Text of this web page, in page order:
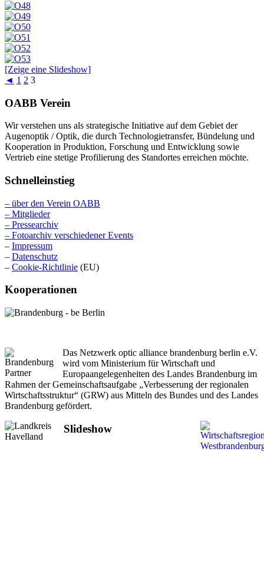
[Zeige eine Slideshow]
◄ 1 2 3
OABB Verein
Wir verstehen uns als strategische Initiative auf dem Gebiet der
Augenoptik / Optik, die durch Technologietransfer, Bündelung und
Kooperation in Produktion, Forschung und Entwicklung sowie
Vertrieb eine stetige Profilierung des Standortes erreichen möchte.
Schnelleinstieg
– über den Verein OABB
– Mitglieder
– Pressearchiv
– Fotoarchiv verschiedener Events
– Impressum
– Datenschutz
– Cookie-Richtlinie (EU)
Kooperationen
Das Netzwerk optic alliance brandenburg berlin e.V.
wird vom Ministerium für Wirtschaft und
Europaangelegenheiten des Landes Brandenburg im
Rahmen der Gemeinschaftsaufgabe „Verbesserung der regionalen
Wirtschaftsstruktur“ (GRW) aus Mitteln des Bundes und des Landes
Brandenburg gefördert.
Slideshow